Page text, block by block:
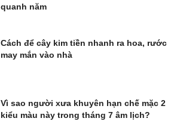
quanh năm
Cách để cây kim tiền nhanh ra hoa, rước
may mắn vào nhà
Vì sao người xưa khuyên hạn chế mặc 2
kiểu màu này trong tháng 7 âm lịch?